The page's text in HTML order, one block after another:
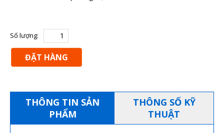
Số lượng:
ĐẶT HÀNG
THÔNG TIN SẢN
PHẨM
THÔNG SỐ KỸ
THUẬT